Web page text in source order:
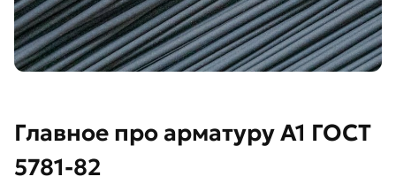
Главное про арматуру А1 ГОСТ
5781-82